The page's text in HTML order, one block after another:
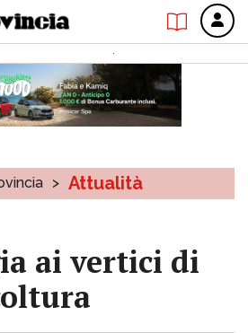
> Attualità
ai vertici di